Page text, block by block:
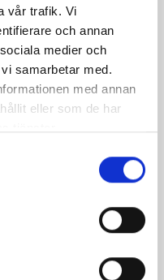
vår trafik. Vi
och annan
medier och
samarbetar med.
med annan
eller som de har